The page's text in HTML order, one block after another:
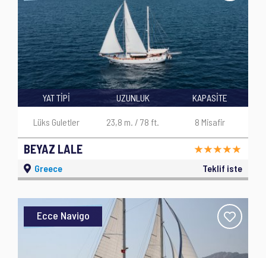
BEYAZ LALE
YAT TİPİ
Lüks Guletler
UZUNLUK
23,8 m. / 78 ft.
KAPASİTE
8 Misafir
Greece Teklif iste
Ecce Navigo